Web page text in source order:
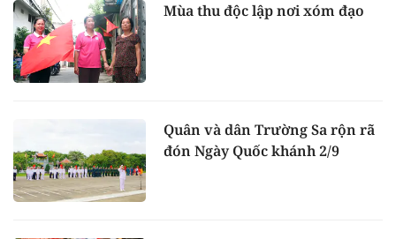
Mùa thu độc lập nơi xóm đạo
Quân và dân Trường Sa rộn rã
đón Ngày Quốc khánh 2/9